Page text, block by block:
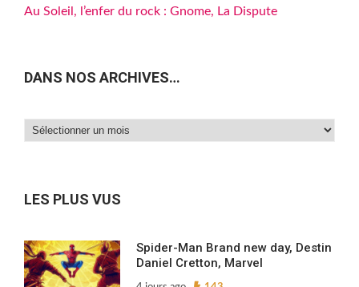
Au Soleil, l’enfer du rock : Gnome, La Dispute
DANS NOS ARCHIVES…
Dans
LES PLUS VUS
Spider-Man Brand new day, Destin
Daniel Cretton, Marvel